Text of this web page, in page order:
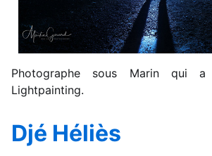
Photographe sous Marin qui
Lightpainting.
Djé Héliès